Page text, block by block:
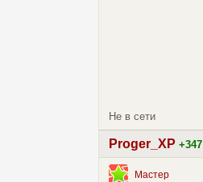
Не в сети
Proger_XP +347
Мастер